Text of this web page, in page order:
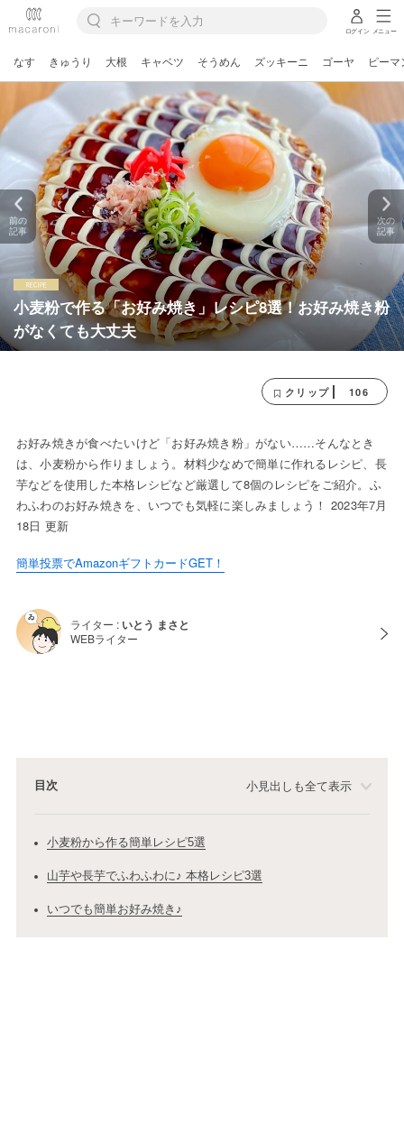
ログイン メニュー
なす きゅうり 大根 キャベツ そうめん ズッキーニ ゴーヤ ピーマ
小麦粉で作る「お好み焼き」レシピ8選！お好み焼き粉
がなくても大丈夫
前の
記事
次の
記事
クリップ 106
お好み焼きが食べたいけど「お好み焼き粉」がない……そんなとき
は、小麦粉から作りましょう。材料少なめで簡単に作れるレシピ、長
芋などを使用した本格レシピなど厳選して8個のレシピをご紹介。ふ
わふわのお好み焼きを、いつでも気軽に楽しみましょう！ 2023年7月
18日 更新
簡単投票でAmazonギフトカードGET！
ライター : いとう まさと
WEBライター
目次 小見出しも全て表示
小麦粉から作る簡単レシピ5選
山芋や長芋でふわふわに♪ 本格レシピ3選
いつでも簡単お好み焼き♪